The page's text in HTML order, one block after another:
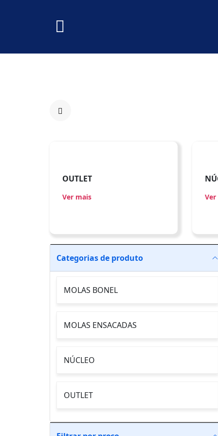
OUTLET
Ver mais
Categorias de produto
MOLAS BONEL
MOLAS ENSACADAS
NÚCLEO
OUTLET